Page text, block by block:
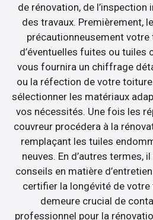
de rénovation, de
des travaux. Premièrement,
précautionneusement
d’éventuelles fuites ou tuiles
vous fournira un chiffrage
ou la réfection de votre
sélectionner les matériaux
vos nécessités. Une fois les
couvreur procédera à la
remplaçant les tuiles
neuves. En d’autres termes,
conseils en matière
certifier la longévité de votre
demeure crucial de
professionnel pour la